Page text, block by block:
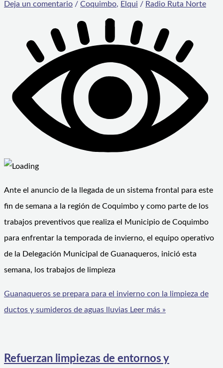
Deja un comentario / Coquimbo, Elqui / Radio Ruta Norte
Ante el anuncio de la llegada de un sistema frontal para este
fin de semana a la región de Coquimbo y como parte de los
trabajos preventivos que realiza el Municipio de Coquimbo
para enfrentar la temporada de invierno, el equipo operativo
de la Delegación Municipal de Guanaqueros, inició esta
semana, los trabajos de limpieza
Guanaqueros se prepara para el invierno con la limpieza de
ductos y sumideros de aguas lluvias Leer más »
Refuerzan limpiezas de entornos y